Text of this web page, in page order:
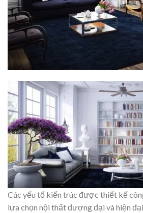
Các yếu tố kiến trúc được thiết kế
lựa chọn nội thất đương đại và hiện